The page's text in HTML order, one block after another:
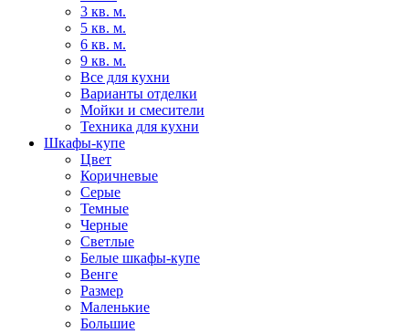
3 кв. м.
5 кв. м.
6 кв. м.
9 кв. м.
Все для кухни
Варианты отделки
Мойки и смесители
Техника для кухни
Шкафы-купе
Цвет
Коричневые
Серые
Темные
Черные
Светлые
Белые шкафы-купе
Венге
Размер
Маленькие
Большие